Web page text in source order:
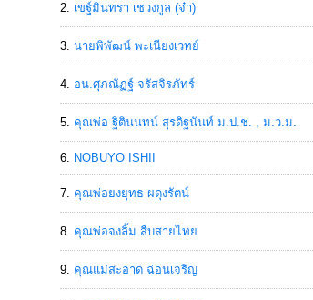
เขฐ์มินทรา เชวงกูล (จ๋า)
นายพิพัฒน์ พะเนียงเวทย์
อน.ศุภณัฏฐ์ จรัสจิรภัทร์
คุณพ่อ ฐิตินนทน์ สุรดิฐนันท์ ม.ป.ช. , ม.ว.ม.
NOBUYO ISHII
คุณพ่อยงยุทธ ผดุงรัตน์
คุณพ่อจงลิ้ม สืบสายไทย
คุณแม่สะอาด ฉ่อนเจริญ